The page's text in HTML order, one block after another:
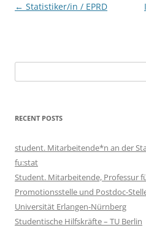
Post
← Statistiker/in / EPRD
for:
RECENT POSTS
student. Mitarbeitende*n an der
fu:stat
Student. Mitarbeitende, Professur
Promotionsstelle und Postdoc-
Universität Erlangen-Nürnberg
Studentische Hilfskräfte – TU Berlin